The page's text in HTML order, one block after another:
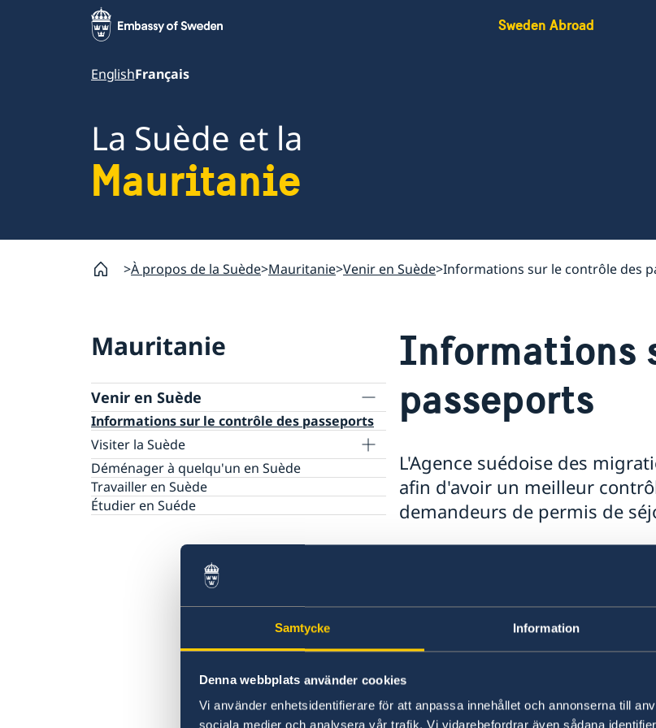
Samtycke Information
Denna webbplats använder cookies
Vi använder enhetsidentifierare för att anpassa innehållet och annonserna till
sociala medier och analysera vår trafik. Vi vidarebefordrar även sådana
Sweden Abroad
EnglishFrançais
La Suède et la
Mauritanie
À propos de la Suède Mauritanie Venir en Suède Informations sur le contrôle des
Mauritanie
Venir en Suède
Informations sur le contrôle des passeports
Visiter la Suède
Comment obtenir un visa?
Visites d'affaires et de conférences
Demand de visa
Déménager à quelqu'un en Suède
Travailler en Suède
Étudier en Suéde
Informations
passeports
L'Agence suédoise des
afin d'avoir un meilleur
demandeurs de permis de
Pour la première fois, les
rendez-vous spécifique avant que
le permis. L'autorité contactera les
vous avec l'ambassade ou le
passeport et de l'identité.
Si vous n'avez reçu que des
contacter la section des migrations
migration.abuja@gov.se